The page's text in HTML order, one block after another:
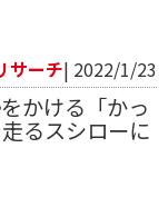
サーチ| 2022/1/23
かける「かっ
るスシローに